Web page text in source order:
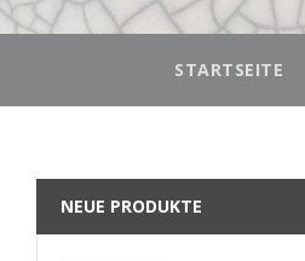
STARTSEITE
NEUE PRODUKTE